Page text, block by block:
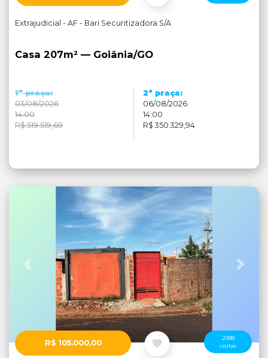
Extrajudicial - AF - Bari Securitizadora S/A
Casa 207m² — Goiânia/GO
1apraça:
03/08/2026
14:00
R$ 519.519,69
2a praça:
06/08/2026
14:00
R$ 350.329,94
Anterior
R$ 105.000,00
2088
visitas